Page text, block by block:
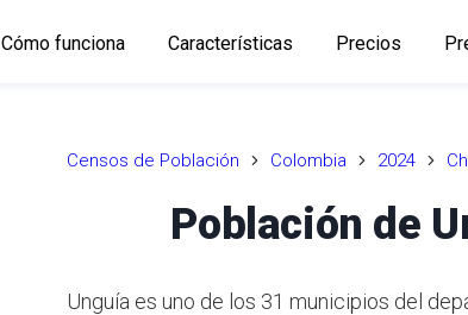
Cómo funciona Características Precios
Censos de Población Colombia 2024
Población de
Unguía es uno de los 31 municipios del